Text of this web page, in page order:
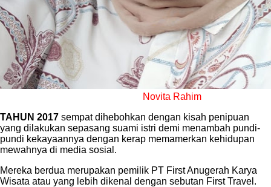
Novita Rahim
TAHUN 2017 sempat dihebohkan dengan kisah penipuan
yang dilakukan sepasang suami istri demi menambah pundi-
pundi kekayaannya dengan kerap memamerkan kehidupan
mewahnya di media sosial.
Mereka berdua merupakan pemilik PT First Anugerah Karya
Wisata atau yang lebih dikenal dengan sebutan First Travel.